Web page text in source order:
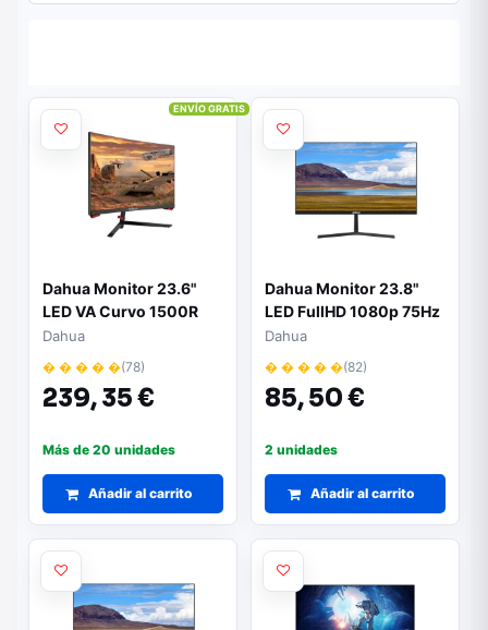
Dahua Monitor 23.6"
LED VA Curvo 1500R
FullHD 1080p 165Hz -
Respuesta 1ms - Angulo
de Vision 178º - 16:9 -
HDMI, DisplayPort -
Dahua
� � � � �(78)
239,35 €
Más de 20 unidades
Añadir al carrito
ENVÍO GRATIS
Dahua Monitor 23.8"
LED FullHD 1080p 75Hz
- Respuesta 5ms -
Angulo de Vision 178º -
Altavoces Incorporados
- 16:9 - HDMI, VGA
Dahua
� � � � �(82)
85,50 €
2 unidades
Añadir al carrito